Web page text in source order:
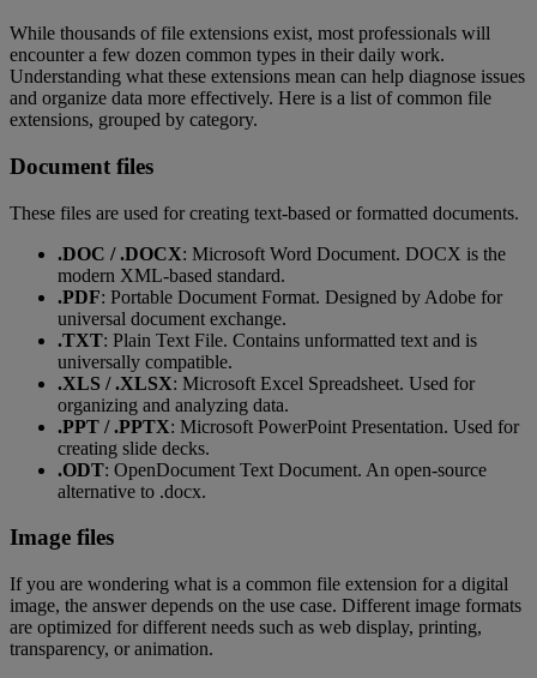
While thousands of file extensions exist, most professionals will
encounter a few dozen common types in their daily work.
Understanding what these extensions mean can help diagnose issues
and organize data more effectively. Here is a list of common file
extensions, grouped by category.
Document files
These files are used for creating text-based or formatted documents.
.DOC / .DOCX: Microsoft Word Document. DOCX is the
modern XML-based standard.
.PDF: Portable Document Format. Designed by Adobe for
universal document exchange.
.TXT: Plain Text File. Contains unformatted text and is
universally compatible.
.XLS / .XLSX: Microsoft Excel Spreadsheet. Used for
organizing and analyzing data.
.PPT / .PPTX: Microsoft PowerPoint Presentation. Used for
creating slide decks.
.ODT: OpenDocument Text Document. An open-source
alternative to .docx.
Image files
If you are wondering what is a common file extension for a digital
image, the answer depends on the use case. Different image formats
are optimized for different needs such as web display, printing,
transparency, or animation.